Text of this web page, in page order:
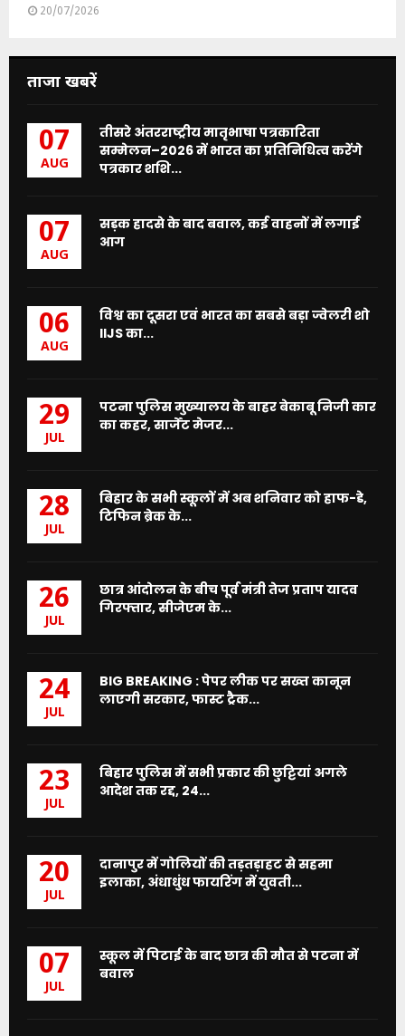
20/07/2026
ताजा खबरें
07
AUG
तीसरे अंतरराष्ट्रीय मातृभाषा पत्रकारिता
सम्मेलन–2026 में भारत का प्रतिनिधित्व करेंगे
पत्रकार शशि...
07
AUG
सड़क हादसे के बाद बवाल, कई वाहनों में लगाई
आग
06
AUG
विश्व का दूसरा एवं भारत का सबसे बड़ा ज्वेलरी शो
IIJS का...
29
JUL
पटना पुलिस मुख्यालय के बाहर बेकाबू निजी कार
का कहर, सार्जेंट मेजर...
28
JUL
बिहार के सभी स्कूलों में अब शनिवार को हाफ-डे,
टिफिन ब्रेक के...
26
JUL
छात्र आंदोलन के बीच पूर्व मंत्री तेज प्रताप यादव
गिरफ्तार, सीजेएम के...
24
JUL
BIG BREAKING : पेपर लीक पर सख्त कानून
लाएगी सरकार, फास्ट ट्रैक...
23
JUL
बिहार पुलिस में सभी प्रकार की छुट्टियां अगले
आदेश तक रद्द, 24...
20
JUL
दानापुर में गोलियों की तड़तड़ाहट से सहमा
इलाका, अंधाधुंध फायरिंग में युवती...
07
JUL
स्कूल में पिटाई के बाद छात्र की मौत से पटना में
बवाल